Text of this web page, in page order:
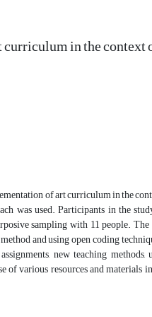
in the
of art curriculum in the
was used. Participants in the
sampling with 11 people.
and using open coding
new teaching
various resources and materials